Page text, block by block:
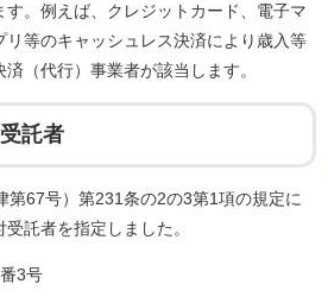
す。例えば、クレジットカード、電子マ
リ等のキャッシュレス決済により歳入等
（代行）事業者が該当します。
託者
第67号）第231条の2の3第1項の規定に
託者を指定しました。
3号